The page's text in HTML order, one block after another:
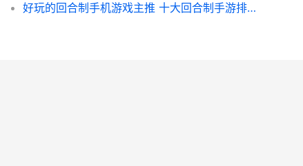
好玩的回合制手机游戏主推 十大回合制手游排行榜,一切装备靠打